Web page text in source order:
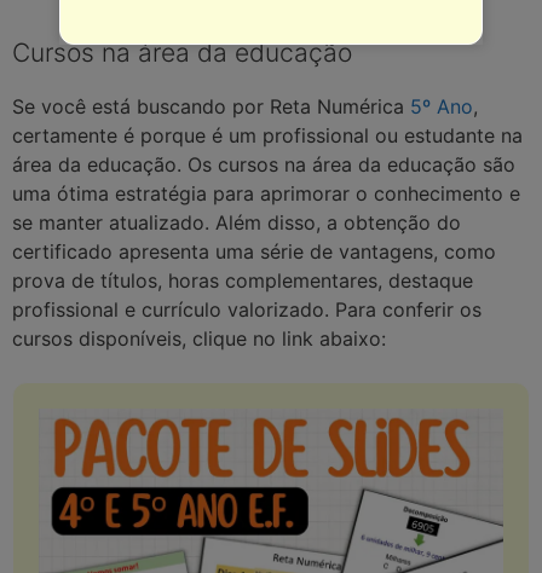
Cursos na área da educação
Se você está buscando por Reta Numérica 5º Ano,
certamente é porque é um profissional ou estudante na
área da educação. Os cursos na área da educação são
uma ótima estratégia para aprimorar o conhecimento e
se manter atualizado. Além disso, a obtenção do
certificado apresenta uma série de vantagens, como
prova de títulos, horas complementares, destaque
profissional e currículo valorizado. Para conferir os
cursos disponíveis, clique no link abaixo: